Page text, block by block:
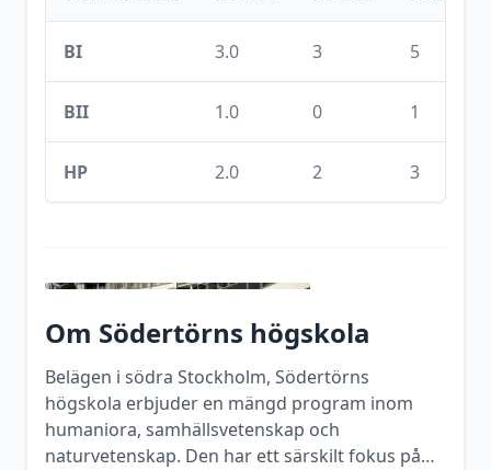
BI 3.0 3 5
BII 1.0 0 1
HP 2.0 2 3
Om Södertörns högskola
Belägen i södra Stockholm, Södertörns
högskola erbjuder en mängd program inom
humaniora, samhällsvetenskap och
naturvetenskap. Den har ett särskilt fokus på